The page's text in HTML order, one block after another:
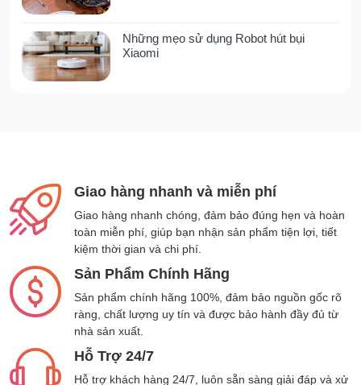
đồng thời chuyển hướng dòng chảy nhằm
giúp duy trì công suất làm sạch tối ưu ngay cả
khi máy hoạt động ở trạng thái gập phẳng
và tóc bị rối và cuốn vào chổi lăn của máy hút
bụi lau nhà. Với công nghệ DualBlock, Tineco
Floor One S9 Artist hoàn toàn khắc phục được
vấn đề này. Hệ thống lưỡi cạo kép bao gồm
lưỡi cạo chống rối giúp giữ lông/tóc lại, ngăn
không cho chúng cuốn vào máy, đồng thời
lưỡi cạo phẳng sẽ loại bỏ nước bẩn và tóc,
đẩy chúng vào bình chứa một cách hiệu quả.
Nhờ đó, máy luôn hoạt động trơn tru, duy trì
hiệu suất mạnh mẽ và hạn chế tối đa tình
trạng tắc nghẽn do rối lông tóc.
Những mẹo sử dụng Robot hút bụi
Xiaomi
Giao hàng nhanh và miễn phí
Giao hàng nhanh chóng, đảm bảo đúng hẹn và hoàn
toàn miễn phí, giúp bạn nhận sản phẩm tiện lợi, tiết
kiệm thời gian và chi phí.
Sản Phẩm Chính Hãng
Sản phẩm chính hãng 100%, đảm bảo nguồn gốc rõ
ràng, chất lượng uy tín và được bảo hành đầy đủ từ
nhà sản xuất.
Hỗ Trợ 24/7
Hỗ trợ khách hàng 24/7, luôn sẵn sàng giải đáp và xử